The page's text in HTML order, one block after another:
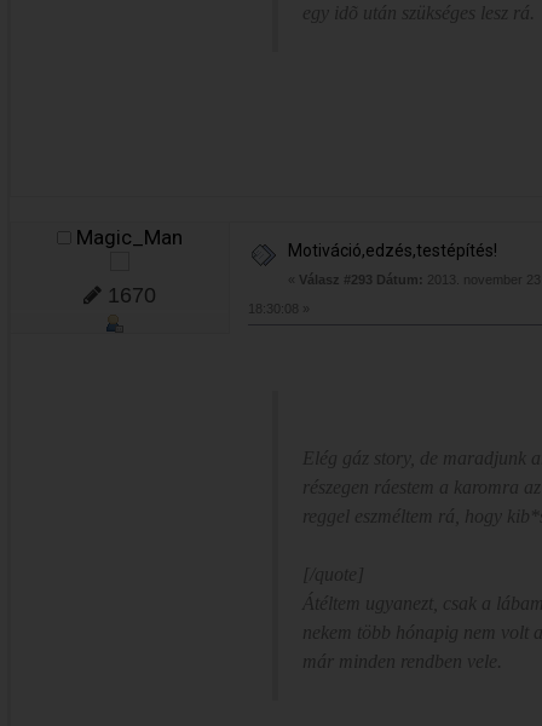
egy idõ után szükséges lesz rá.
Magic_Man
1670
Motiváció,edzés,testépítés!
« Válasz #293 Dátum:
2013. november
18:30:08 »
Elég gáz story, de maradjunk
részegen ráestem a karomra
reggel eszméltem rá, hogy
[/quote]
Átéltem ugyanezt, csak a
nekem több hónapig nem volt
már minden rendben vele.